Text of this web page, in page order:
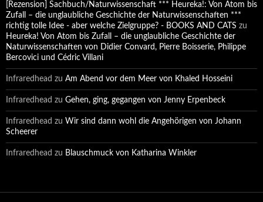
[Rezension] Sachbuch/Naturwissenschaft *** Heureka!: Von Atom bis
Zufall – die unglaubliche Geschichte der Naturwissenschaften ***
richtig tolle Idee - aber welche Zielgruppe? - BOOKS AND CATS zu
Heureka! Von Atom bis Zufall – die unglaubliche Geschichte der
Naturwissenschaften von Didier Convard, Pierre Boisserie, Philippe
Bercovici und Cédric Villani
Infraredhead zu Am Abend vor dem Meer von Khaled Hosseini
Infraredhead zu Gehen, ging, gegangen von Jenny Erpenbeck
Infraredhead zu Wir sind dann wohl die Angehörigen von Johann
Scheerer
Infraredhead zu Blauschmuck von Katharina Winkler